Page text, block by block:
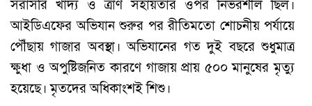
সরাসরি খাদ্য ও ত্রাণ সহায়তার ওপর নির্ভরশীল ছিল।
আইডিএফের অভিযান শুরুর পর রীতিমতো শোচনীয় পর্যায়ে
পৌঁছায় গাজার অবস্থা। অভিযানের গত দুই বছরে শুধুমাত্র
ক্ষুধা ও অপুষ্টিজনিত কারণে গাজায় প্রায় ৫০০ মানুষের মৃত্যু
হয়েছে। মৃতদের অধিকাংশই শিশু।